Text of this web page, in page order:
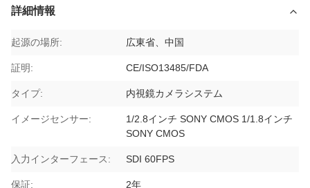
詳細情報
起源の場所: 広東省、中国
証明: CE/ISO13485/FDA
タイプ: 内視鏡カメラシステム
イメージセンサー:
1/2.8インチ SONY CMOS 1/1.8インチ
SONY CMOS
入力インターフェース: SDI 60FPS
保証: 2年